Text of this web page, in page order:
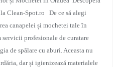
Clean-Spot.ro De ce să alegi
canapelei și mochetei tale în
servicii profesionale de curatare
de spălare cu aburi. Aceasta nu
dar și igienizează materialele